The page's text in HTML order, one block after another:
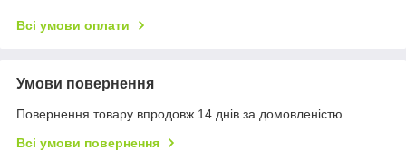
Всі умови оплати
Умови повернення
Повернення товару впродовж 14 днів за домовленістю
Всі умови повернення